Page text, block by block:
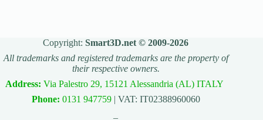
Copyright:Smart3D.net © 2009-2026
All trademarks and registered trademarks are the property of
their respective owners.
Address: Via Palestro 29, 15121 Alessandria (AL) ITALY
Phone: 0131 947759| VAT: IT02388960060